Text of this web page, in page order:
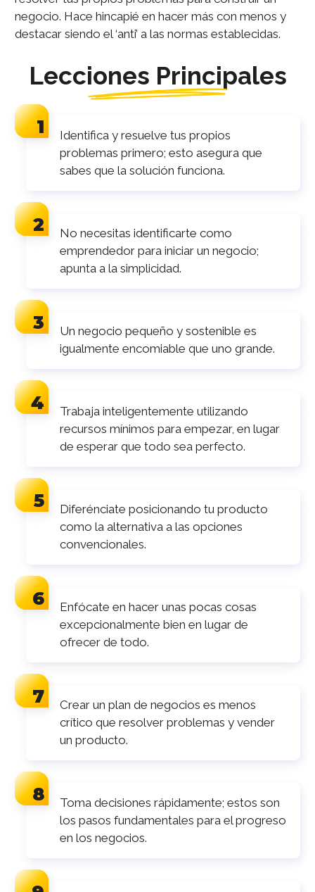
negocio. Hace hincapié en hacer más con menos y
destacar siendo el ‘anti’ a las normas establecidas.
Lecciones Principales
Identifica y resuelve tus propios
problemas primero; esto asegura que
sabes que la solución funciona.
No necesitas identificarte como
emprendedor para iniciar un negocio;
apunta a la simplicidad.
Un negocio pequeño y sostenible es
igualmente encomiable que uno grande.
Trabaja inteligentemente utilizando
recursos mínimos para empezar, en lugar
de esperar que todo sea perfecto.
Diferénciate posicionando tu producto
como la alternativa a las opciones
convencionales.
Enfócate en hacer unas pocas cosas
excepcionalmente bien en lugar de
ofrecer de todo.
Crear un plan de negocios es menos
crítico que resolver problemas y vender
un producto.
Toma decisiones rápidamente; estos son
los pasos fundamentales para el progreso
en los negocios.